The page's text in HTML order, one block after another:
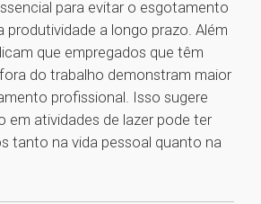
para evitar o esgotamento
produtividade a longo prazo. Além
que empregados que têm
do trabalho demonstram maior
profissional. Isso sugere
em atividades de lazer pode ter
tanto na vida pessoal quanto na